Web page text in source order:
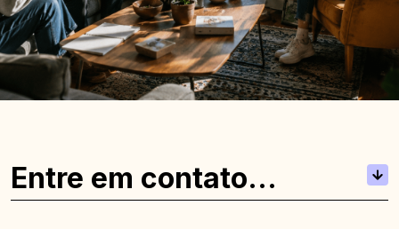
Entre em contato
conosco para mais